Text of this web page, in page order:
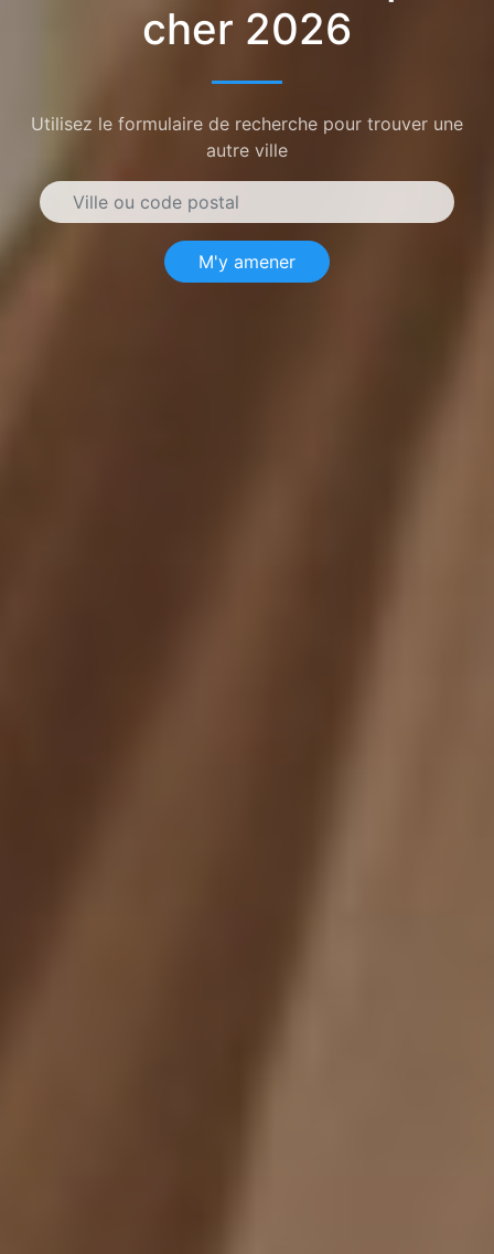
cher 2026
Utilisez le formulaire de recherche pour trouver une
autre ville
M'y amener